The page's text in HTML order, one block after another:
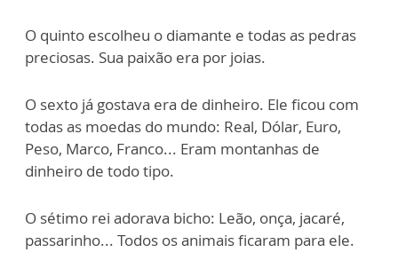
O quinto escolheu o diamante e todas as pedras
preciosas. Sua paixão era por joias.
O sexto já gostava era de dinheiro. Ele ficou com
todas as moedas do mundo: Real, Dólar, Euro,
Peso, Marco, Franco... Eram montanhas de
dinheiro de todo tipo.
O sétimo rei adorava bicho: Leão, onça, jacaré,
passarinho... Todos os animais ficaram para ele.